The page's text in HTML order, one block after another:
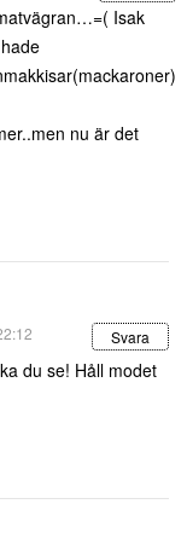
Isak
nu är det
Svara
du se! Håll modet